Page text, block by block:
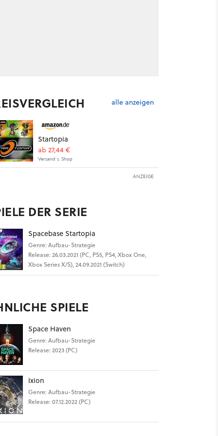
alle anzeigen
Startopia
ab 27,44 €
Versand s. Shop
ANZEIGE
DER SERIE
Spacebase Startopia
Genre: Aufbau-Strategie
Release: 26.03.2021 (PC, PS5, PS4, Xbox One,
Xbox Series X/S), 24.09.2021 (Switch)
SPIELE
Space Haven
Genre: Aufbau-Strategie
Release: 2023 (PC)
Ixion
Genre: Aufbau-Strategie
Release: 07.12.2022 (PC)